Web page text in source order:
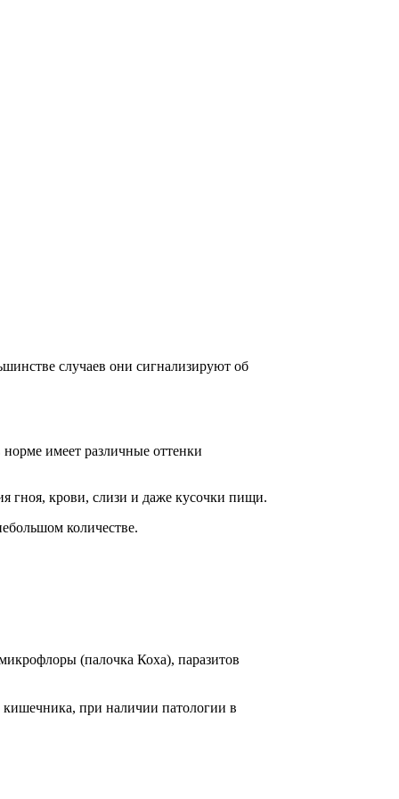
случаев они сигнализируют об
имеет различные оттенки
гноя, крови, слизи и даже кусочки пищи.
количестве.
(палочка Коха), паразитов
кишечника, при наличии патологии в